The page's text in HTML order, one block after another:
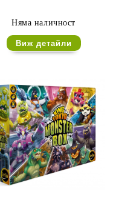
Няма наличност
Виж детайли